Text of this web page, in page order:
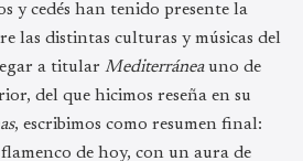
y cedés han tenido presente la
las distintas culturas y músicas del
a titular Mediterráneauno de
del que hicimos reseña en su
, escribimos como resumen final:
de hoy, con un aura de